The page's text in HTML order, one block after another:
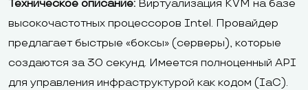
Техническое описание: Виртуализация KVM на базе
высокочастотных процессоров Intel. Провайдер
предлагает быстрые «боксы» (серверы), которые
создаются за 30 секунд. Имеется полноценный API
для управления инфраструктурой как кодом (IaC).